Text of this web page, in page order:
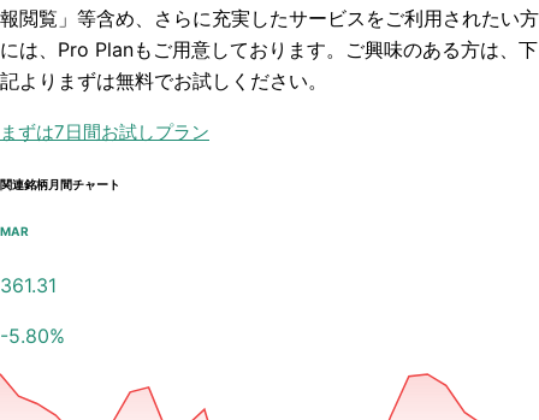
報閲覧」 等含め、さらに充実したサービスをご利用されたい方
には、Pro Planもご用意しております。ご興味のある方は、下
記よりまずは無料でお試しください。
まずは7日間お試しプラン
関連銘柄月間チャート
MAR
361.31
-5.80%